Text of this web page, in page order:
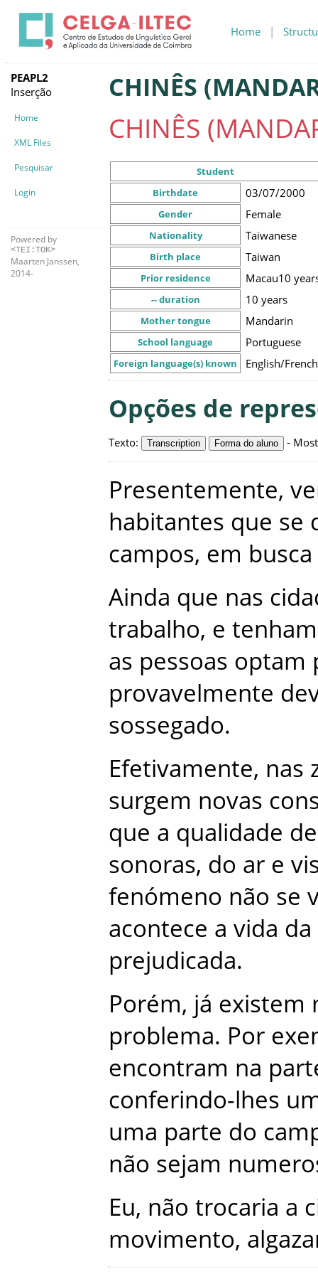
Home |
PEAPL2
Inserção
Home
XML Files
Pesquisar
Login
Powered by
<TEI:TOK>
Maarten Janssen,
2014-
CHINÊS
CHINÊS
Student
Birthdate
03/07/2000
Gender Female
Nationality Taiwanese
Birth place Taiwan
Prior residence Macau10
-- duration 10 years
Mother tongue Mandarin
School language Portuguese
Foreign language(s) known English/French
Opções de
Texto: Transcription Forma do aluno -
Presentemente,
habitantes que se
campos, em busca
Ainda que nas
trabalho, e tenham
as pessoas optam
provavelmente
sossegado.
Efetivamente, nas
surgem novas
que a qualidade de
sonoras, do ar e
fenómeno não se
acontece a vida da
prejudicada.
Porém, já existem
problema. Por
encontram na
conferindo-lhes
uma parte do
não sejam
Eu, não trocaria a
movimento,